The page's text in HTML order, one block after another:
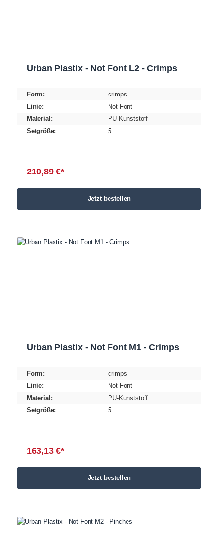
Urban Plastix - Not Font L2 - Crimps
Form:
crimps
Linie:
Not Font
Material:
PU-Kunststoff
Setgröße:
5
210,89 €*
Jetzt bestellen
Urban Plastix - Not Font M1 - Crimps
Form:
crimps
Linie:
Not Font
Material:
PU-Kunststoff
Setgröße:
5
163,13 €*
Jetzt bestellen